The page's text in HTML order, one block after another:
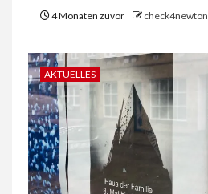
4 Monaten zuvor check4newton
AKTUELLES